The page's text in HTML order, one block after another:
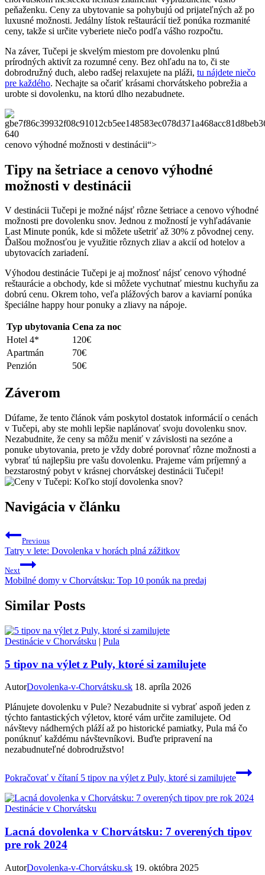
peňaženku. Ceny za ubytovanie sa pohybujú od prijateľných až po
luxusné možnosti. Jedálny lístok reštaurácií tiež ponúka rozmanité
ceny, takže si určite vyberiete niečo podľa vášho rozpočtu.
Na záver, Tučepi je skvelým miestom pre dovolenku plnú
prírodných aktivít za rozumné ceny. Bez ohľadu na to, či ste
dobrodružný duch, alebo radšej relaxujete na pláži, tu nájdete niečo
pre každého. Nechajte sa očariť krásami chorvátskeho pobrežia a
urobte si dovolenku, na ktorú dlho nezabudnete.
cenovo výhodné možnosti v destinácii“>
Tipy na šetriace a cenovo výhodné
možnosti v destinácii
V destinácii Tučepi je možné nájsť rôzne šetriace a cenovo výhodné
možnosti pre dovolenku snov. Jednou z možností je vyhľadávanie
Last Minute ponúk, kde si môžete ušetriť až 30% z pôvodnej ceny.
Ďalšou možnosťou je využitie rôznych zliav a akcií od hotelov a
ubytovacích zariadení.
Výhodou destinácie Tučepi je aj možnosť nájsť cenovo výhodné
reštaurácie a obchody, kde si môžete vychutnať miestnu kuchyňu za
dobrú cenu. Okrem toho, veľa plážových barov a kaviarní ponúka
špeciálne happy hour ponuky a zliavy na nápoje.
Typ ubytovania Cena za noc
Hotel 4*
120€
Apartmán
70€
Penzión
50€
Záverom
Dúfame, že tento článok vám poskytol dostatok informácií o cenách
v Tučepi, aby ste mohli lepšie naplánovať svoju dovolenku snov.
Nezabudnite, že ceny sa môžu meniť v závislosti na sezóne a
ponuke ubytovania, preto je vždy dobré porovnať rôzne možnosti a
vybrať tú najlepšiu pre vašu dovolenku. Prajeme vám príjemný a
bezstarostný pobyt v krásnej chorvátskej destinácii Tučepi!
Navigácia v článku
Previous
Tatry v lete: Dovolenka v horách plná zážitkov
Next
Mobilné domy v Chorvátsku: Top 10 ponúk na predaj
Similar Posts
Destinácie v Chorvátsku | Pula
5 tipov na výlet z Puly, ktoré si zamilujete
AutorDovolenka-v-Chorvátsku.sk 18. apríla 2026
Plánujete dovolenku v Pule? Nezabudnite si vybrať aspoň jeden z
týchto fantastických výletov, ktoré vám určite zamilujete. Od
návštevy nádherných pláží až po historické pamiatky, Pula má čo
ponúknuť každému návštevníkovi. Buďte pripravení na
nezabudnuteľné dobrodružstvo!
Pokračovať v čítaní5 tipov na výlet z Puly, ktoré si zamilujete
Destinácie v Chorvátsku
Lacná dovolenka v Chorvátsku: 7 overených tipov
pre rok 2024
AutorDovolenka-v-Chorvátsku.sk 19. októbra 2025